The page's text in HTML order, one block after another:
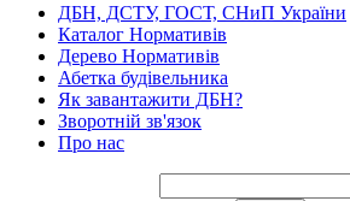
ДБН, ДСТУ, ГОСТ, СНиП України
Каталог Нормативів
Дерево Нормативів
Абетка будівельника
Як завантажити ДБН?
Зворотній зв'язок
Про нас